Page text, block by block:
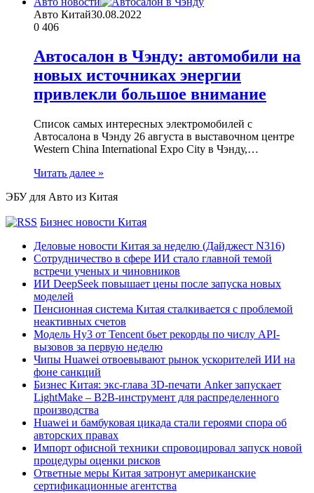
Авто Китай30.08.2022
0 406
Автосалон в Чэнду: автомобили на
новых источниках энергии
привлекли большое внимание
Список самых интересных электромобилей с
Автосалона в Чэнду 26 августа в выставочном центре
Western China International Expo City в Чэнду,…
Читать далее »
ЭБУ для Авто из Китая
Бизнес новости Китая
Деловые новости Китая за неделю (Дайджест N316)
Сотрудничество в сфере ИИ стало главной темой
встречи ученых и чиновников
ИИ DeepSeek повышает цены после запуска новых
моделей
Пенсионная система Китая сталкивается с проблемой
неактивных счетов
Модель Hy3 от Tencent бьет рекорды по числу API-
вызовов за первую неделю
Чипы Huawei отвоевывают рынок ускорителей ИИ на
фоне санкций
Бизнес Китая: экс-глава 3D-печати Anker запускает
LightMake – B2B-инструмент для распределенного
производства
Huawei и бамбуковая цикада стали героями спора об
авторских правах
Импорт офисной техники спровоцировал запуск новой
процедуры оценки рисков
Ответные меры Китая затронут американские
сертификационные агентства